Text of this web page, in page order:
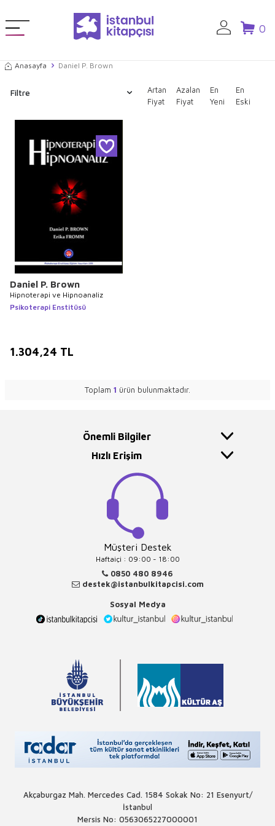
0
Anasayfa Daniel P. Brown
Filtre
Artan
Fiyat
Azalan
Fiyat
En
Yeni
En
Eski
Daniel P. Brown
Hipnoterapi ve Hipnoanaliz
Psikoterapi Enstitüsü
1.304,24 TL
Toplam 1 ürün bulunmaktadır.
Önemli Bilgiler
Hızlı Erişim
Müşteri Destek
Haftaiçi : 09:00 - 18:00
0850 480 8946
destek@istanbulkitapcisi.com
Sosyal Medya
Akçaburgaz Mah. Mercedes Cad. 1584 Sokak No: 21 Esenyurt/
İstanbul
Mersis No: 0563065227000001